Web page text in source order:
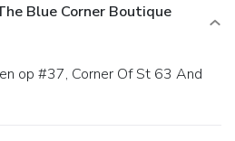
Blue Corner Boutique